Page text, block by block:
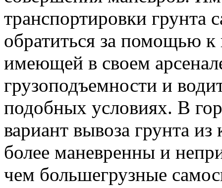
транспортировки грунта
обратиться за помощью
имеющей в своем
грузоподъемности и
подобных условиях. В
вариант вывоза грунта
более маневренны и
чем большегрузные